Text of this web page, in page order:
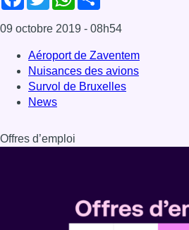
09 octobre 2019 - 08h54
Aéroport de Zaventem
Nuisances des avions
Survol de Bruxelles
News
Offres d’emploi